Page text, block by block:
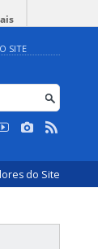
SITE
do Site